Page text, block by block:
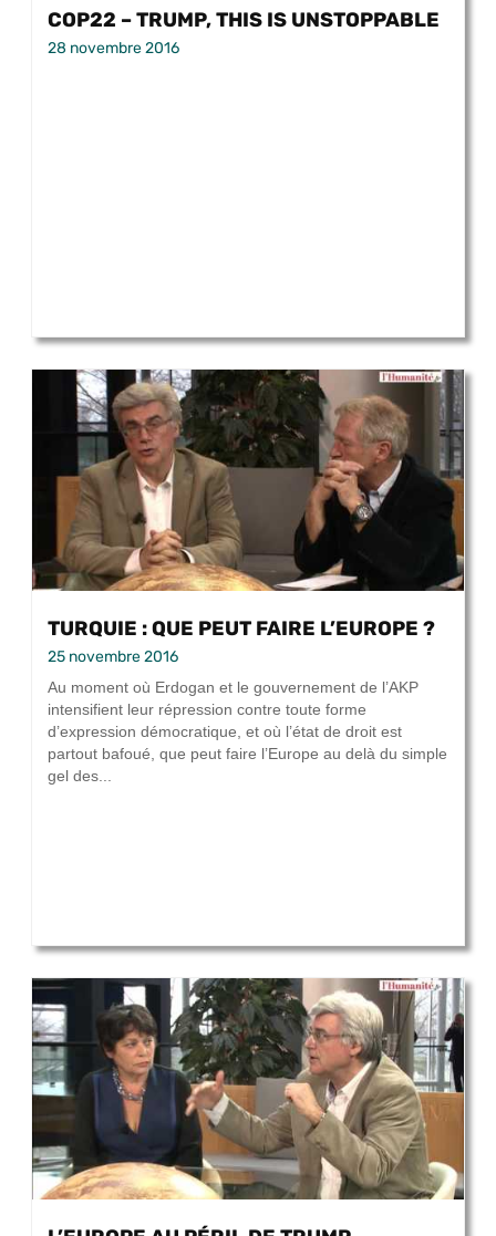
COP22 – TRUMP, THIS IS UNSTOPPABLE
28 novembre 2016
TURQUIE : QUE PEUT FAIRE L’EUROPE ?
25 novembre 2016
Au moment où Erdogan et le gouvernement de l’AKP
intensifient leur répression contre toute forme
d’expression démocratique, et où l’état de droit est
partout bafoué, que peut faire l’Europe au delà du simple
gel des...